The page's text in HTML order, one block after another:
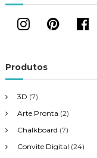
Produtos
3D (7)
Arte Pronta (2)
Chalkboard (7)
Convite Digital (24)